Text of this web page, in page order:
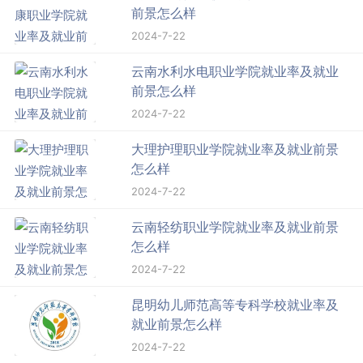
前景怎么样
2024-7-22
云南水利水电职业学院就业率及就业
前景怎么样
2024-7-22
大理护理职业学院就业率及就业前景
怎么样
2024-7-22
云南轻纺职业学院就业率及就业前景
怎么样
2024-7-22
昆明幼儿师范高等专科学校就业率及
就业前景怎么样
2024-7-22